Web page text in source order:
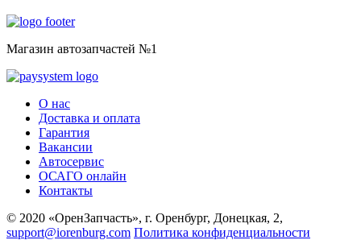
Магазин автозапчастей №1
О нас
Доставка и оплата
Гарантия
Вакансии
Автосервис
ОСАГО онлайн
Контакты
© 2020 «ОренЗапчасть», г. Оренбург, Донецкая, 2,
support@iorenburg.com Политика конфиденциальности